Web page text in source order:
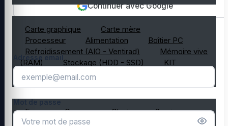
Composant PC occasion
Carte graphique
Carte mère
Processeur
Alimentation
Boîtier PC
Refroidissement (AIO - Ventirad)
Mémoire vive
(RAM)
Stockage (HDD - SSD)
KIT
composant PC gamer
Ecran Casque Clavier
Souris
Microphone
Webcam
Continuer avec Google
OU
Adresse email